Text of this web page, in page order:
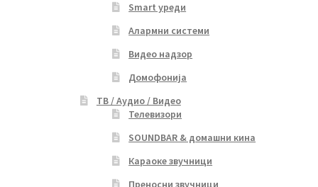
Smart уреди
Алармни системи
Видео надзор
Домофонија
ТВ / Аудио / Видео
Телевизори
SOUNDBAR & домашни кина
Караоке звучници
Преносни звучници